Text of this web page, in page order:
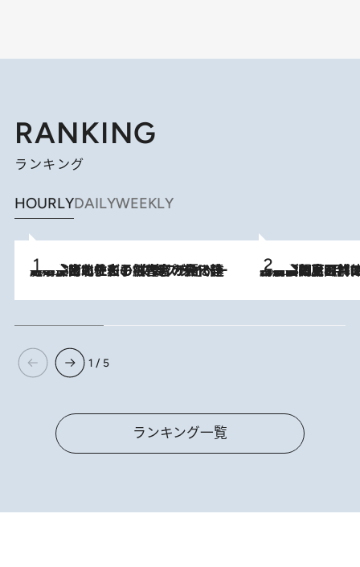
RANKING
ランキング
HOURLYDAILYWEEKLY
2026.8.3
《「文士の子ども被害者の会」発足！》阿川佐和子（72）が語る遠藤周作に北杜夫、劇作家・矢代静一の子どもたちの“文豪プライベート事件簿” 2026.8.8
「最後に見られてよかった」上野動物園の東園パンダ舎が解体前に特別公開。8月16日まで延長されたパネル展と共に辿る“半世紀”のパンダ飼育《解体工事の図面あり》
1 / 5
ランキング一覧